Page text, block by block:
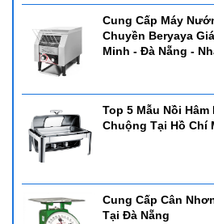
Cung Cấp Máy
Chuyền Beryaya
Minh - Đà Nẵng -
Top 5 Mẫu Nồi
Chuộng Tại Hồ Chí
Cung Cấp Cân
Tại Đà Nẵng